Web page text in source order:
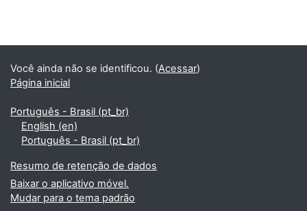
Você ainda não se identificou. (Acessar)
Página inicial
Português - Brasil ‎(pt_br)‎
English ‎(en)‎
Português - Brasil ‎(pt_br)‎
Resumo de retenção de dados
Baixar o aplicativo móvel.
Mudar para o tema padrão